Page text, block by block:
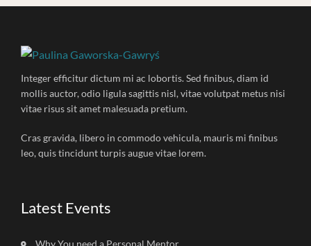
Integer efficitur dictum mi ac lobortis. Sed finibus, diam id
mollis auctor, odio ligula sagittis nisl, vitae volutpat metus nisi
vitae risus sit amet malesuada pretium.
Cras gravida, libero in commodo vehicula, mauris mi finibus
leo, quis tincidunt turpis augue vitae lorem.
Latest Events
Why You need a Personal Mentor